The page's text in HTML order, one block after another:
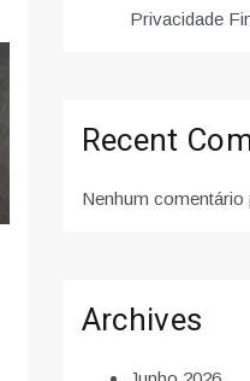
Privacidade
Recent
Nenhum comentário
Archives